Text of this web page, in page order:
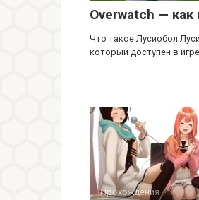
Overwatch — как
Что такое Лусиобол
который доступен в
Прохождения